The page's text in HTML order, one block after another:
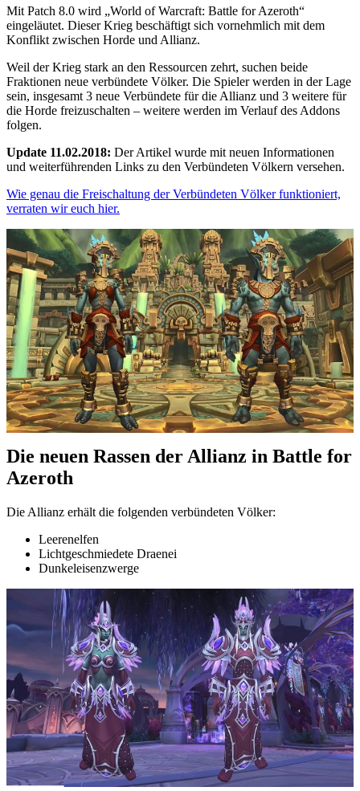
Mit Patch 8.0 wird „World of Warcraft: Battle for Azeroth“
eingeläutet. Dieser Krieg beschäftigt sich vornehmlich mit dem
Konflikt zwischen Horde und Allianz.
Weil der Krieg stark an den Ressourcen zehrt, suchen beide
Fraktionen neue verbündete Völker. Die Spieler werden in der Lage
sein, insgesamt 3 neue Verbündete für die Allianz und 3 weitere für
die Horde freizuschalten – weitere werden im Verlauf des Addons
folgen.
Update 11.02.2018: Der Artikel wurde mit neuen Informationen
und weiterführenden Links zu den Verbündeten Völkern versehen.
Wie genau die Freischaltung der Verbündeten Völker funktioniert,
verraten wir euch hier.
Die neuen Rassen der Allianz in Battle for
Azeroth
Die Allianz erhält die folgenden verbündeten Völker:
Leerenelfen
Lichtgeschmiedete Draenei
Dunkeleisenzwerge